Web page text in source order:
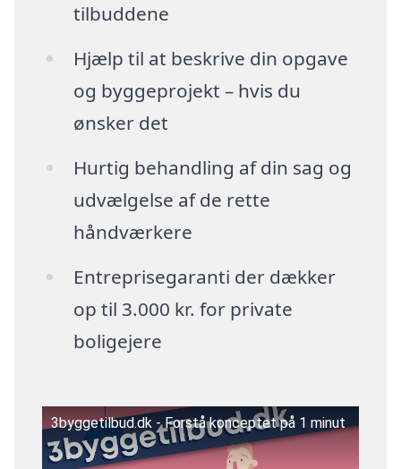
tilbuddene
Hjælp til at beskrive din opgave
og byggeprojekt – hvis du
ønsker det
Hurtig behandling af din sag og
udvælgelse af de rette
håndværkere
Entreprisegaranti der dækker
op til 3.000 kr. for private
boligejere
3byggetilbud.dk - Forstå konceptet på 1 minut